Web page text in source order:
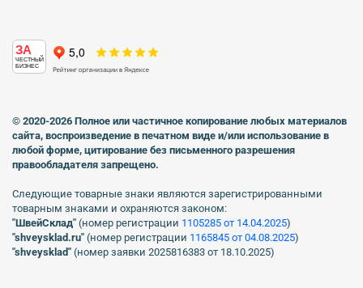
ЗА
ЧЕСТНЫЙ
БИЗНЕС
© 2020-2026 Полное или частичное копирование любых материалов
сайта, воспроизведение в печатном виде и/или использование в
любой форме, цитирование без письменного разрешения
правообладателя запрещено.
Следующие товарные знаки являются зарегистрированными
товарным знаками и охраняются законом:
"ШвейСклад" (номер регистрации 1105285 от 14.04.2025)
"shveуsklad.ru" (номер регистрации 1165845 от 04.08.2025)
"shveysklad" (номер заявки 2025816383 от 18.10.2025)